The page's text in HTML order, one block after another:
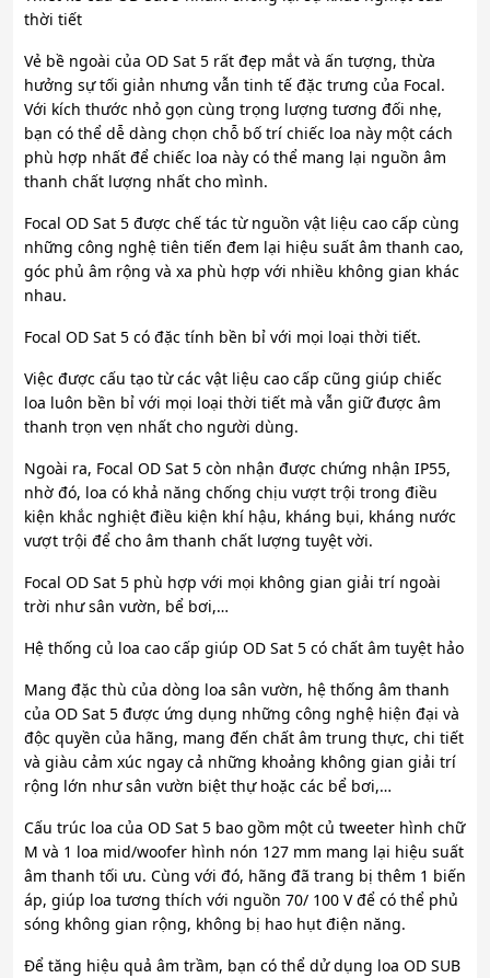
thời tiết
Vẻ bề ngoài của OD Sat 5 rất đẹp mắt và ấn tượng, thừa
hưởng sự tối giản nhưng vẫn tinh tế đặc trưng của Focal.
Với kích thước nhỏ gọn cùng trọng lượng tương đối nhẹ,
bạn có thể dễ dàng chọn chỗ bố trí chiếc loa này một cách
phù hợp nhất để chiếc loa này có thể mang lại nguồn âm
thanh chất lượng nhất cho mình.
Focal OD Sat 5 được chế tác từ nguồn vật liệu cao cấp cùng
những công nghệ tiên tiến đem lại hiệu suất âm thanh cao,
góc phủ âm rộng và xa phù hợp với nhiều không gian khác
nhau.
Focal OD Sat 5 có đặc tính bền bỉ với mọi loại thời tiết.
Việc được cấu tạo từ các vật liệu cao cấp cũng giúp chiếc
loa luôn bền bỉ với mọi loại thời tiết mà vẫn giữ được âm
thanh trọn vẹn nhất cho người dùng.
Ngoài ra, Focal OD Sat 5 còn nhận được chứng nhận IP55,
nhờ đó, loa có khả năng chống chịu vượt trội trong điều
kiện khắc nghiệt điều kiện khí hậu, kháng bụi, kháng nước
vượt trội để cho âm thanh chất lượng tuyệt vời.
Focal OD Sat 5 phù hợp với mọi không gian giải trí ngoài
trời như sân vườn, bể bơi,…
Hệ thống củ loa cao cấp giúp OD Sat 5 có chất âm tuyệt hảo
Mang đặc thù của dòng loa sân vườn, hệ thống âm thanh
của OD Sat 5 được ứng dụng những công nghệ hiện đại và
độc quyền của hãng, mang đến chất âm trung thực, chi tiết
và giàu cảm xúc ngay cả những khoảng không gian giải trí
rộng lớn như sân vườn biệt thự hoặc các bể bơi,…
Cấu trúc loa của OD Sat 5 bao gồm một củ tweeter hình chữ
M và 1 loa mid/woofer hình nón 127 mm mang lại hiệu suất
âm thanh tối ưu. Cùng với đó, hãng đã trang bị thêm 1 biến
áp, giúp loa tương thích với nguồn 70/ 100 V để có thể phủ
sóng không gian rộng, không bị hao hụt điện năng.
Để tăng hiệu quả âm trầm, bạn có thể dử dụng loa OD SUB